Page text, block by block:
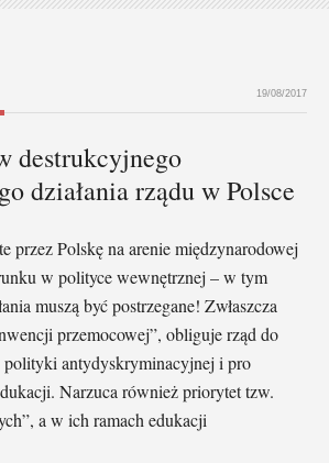
19/08/2017
destrukcyjnego
działania rządu w Polsce
przez Polskę na arenie międzynarodowej
w polityce wewnętrznej – w tym
muszą być postrzegane! Zwłaszcza
przemocowej”, obliguje rząd do
polityki antydyskryminacyjnej i pro
Narzuca również priorytet tzw.
a w ich ramach edukacji